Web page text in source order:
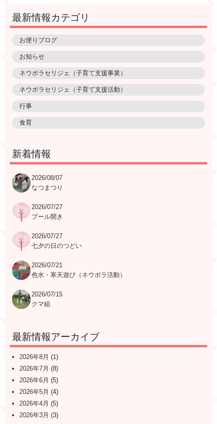
最新情報カテゴリ
お便りブログ
お知らせ
ネウボラセリジェ（子育て支援事業）
ネウボラセリジェ（子育て支援活動）
行事
食育
新着情報
2026/08/07
なつまつり
2026/07/27
プール開き
2026/07/27
七夕の日のつどい
2026/07/21
色水・寒天遊び（ネウボラ活動）
2026/07/15
クマ組
最新情報アーカイブ
2026年8月 (1)
2026年7月 (8)
2026年6月 (5)
2026年5月 (4)
2026年4月 (5)
2026年3月 (3)